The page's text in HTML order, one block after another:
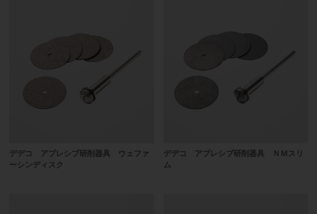
デデコ アブレシブ研削器具 ウェファ
ーシンディスク
デデコ アブレシブ研削器具 ＮＭスリ
ム